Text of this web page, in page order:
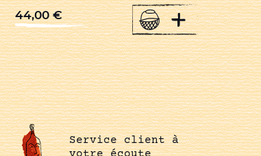
44,00€ +
Service client à